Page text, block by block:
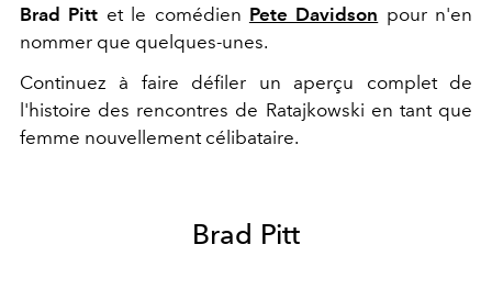
Brad Pitt et le comédien Pete Davidson pour n'en
nommer que quelques-unes.
Continuez à faire défiler un aperçu complet de
l'histoire des rencontres de Ratajkowski en tant que
femme nouvellement célibataire.
Brad Pitt